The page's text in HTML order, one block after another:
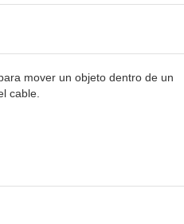
mover un objeto dentro de un
cable.